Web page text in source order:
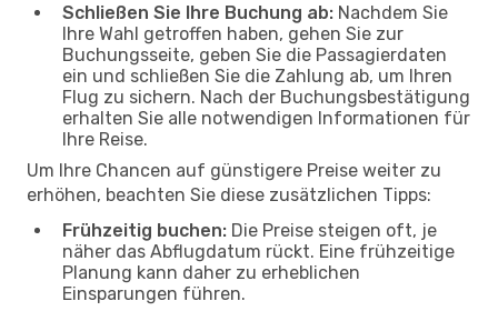
Schließen Sie Ihre Buchung ab: Nachdem Sie
Ihre Wahl getroffen haben, gehen Sie zur
Buchungsseite, geben Sie die Passagierdaten
ein und schließen Sie die Zahlung ab, um Ihren
Flug zu sichern. Nach der Buchungsbestätigung
erhalten Sie alle notwendigen Informationen für
Ihre Reise.
Um Ihre Chancen auf günstigere Preise weiter zu
erhöhen, beachten Sie diese zusätzlichen Tipps:
Frühzeitig buchen: Die Preise steigen oft, je
näher das Abflugdatum rückt. Eine frühzeitige
Planung kann daher zu erheblichen
Einsparungen führen.